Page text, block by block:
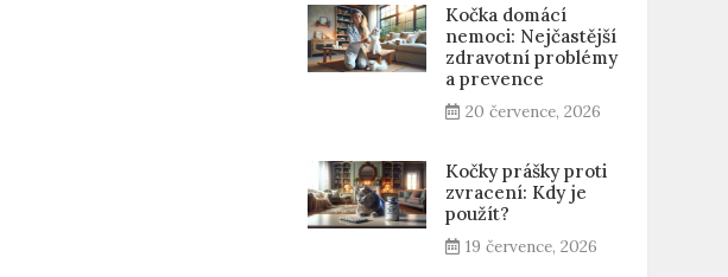
Kočka domácí
nemoci: Nejčastější
zdravotní problémy
a prevence
20 července, 2026
Kočky prášky proti
zvracení: Kdy je
použít?
19 července, 2026